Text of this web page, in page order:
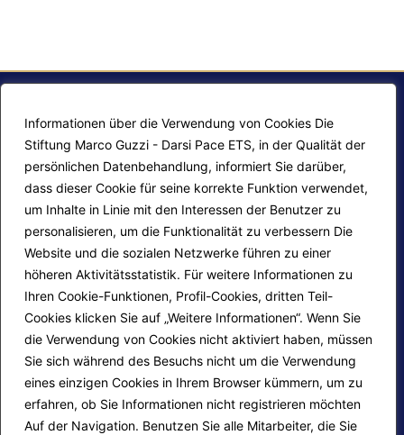
Informationen über die Verwendung von Cookies Die
Stiftung Marco Guzzi - Darsi Pace ETS, in der Qualität der
persönlichen Datenbehandlung, informiert Sie darüber,
dass dieser Cookie für seine korrekte Funktion verwendet,
um Inhalte in Linie mit den Interessen der Benutzer zu
personalisieren, um die Funktionalität zu verbessern Die
Website und die sozialen Netzwerke führen zu einer
höheren Aktivitätsstatistik. Für weitere Informationen zu
Ihren Cookie-Funktionen, Profil-Cookies, dritten Teil-
Cookies klicken Sie auf „Weitere Informationen“. Wenn Sie
die Verwendung von Cookies nicht aktiviert haben, müssen
Sie sich während des Besuchs nicht um die Verwendung
eines einzigen Cookies in Ihrem Browser kümmern, um zu
erfahren, ob Sie Informationen nicht registrieren möchten
Auf der Navigation. Benutzen Sie alle Mitarbeiter, die Sie
F.A.Q.
Mappa del sito
Progetti Darsi Pace
Login redattori
Calendario corsi
Privacy Policy
Cookie Policy
Seguici su: